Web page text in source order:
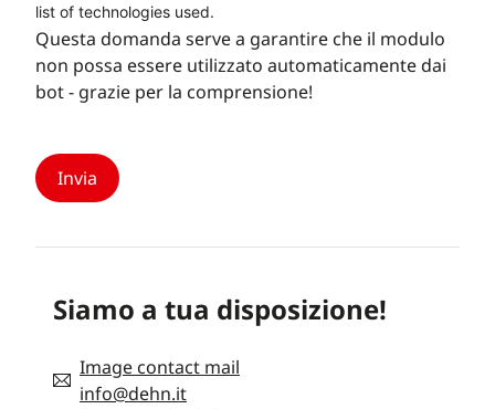
list of technologies used.
Questa domanda serve a garantire che il modulo
non possa essere utilizzato automaticamente dai
bot - grazie per la comprensione!
Siamo a tua disposizione!
Image contact mail
info@dehn.it